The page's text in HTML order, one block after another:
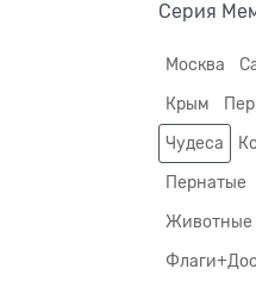
Серия
Москва
Крым
Чудеса
Пернатые
Животные